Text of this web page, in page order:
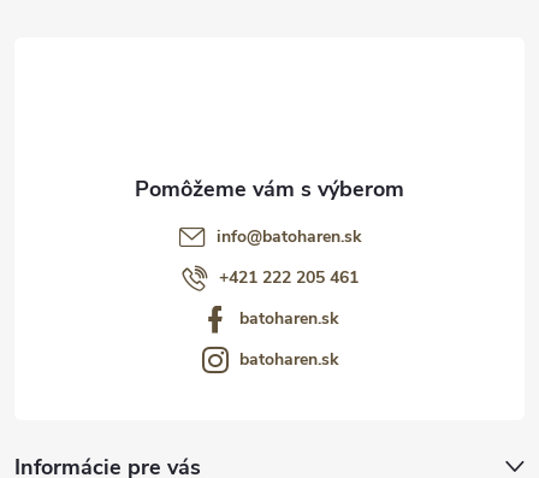
Informácie pre vás
info@batoharen.sk
+421 222 205 461
batoharen.sk
batoharen.sk